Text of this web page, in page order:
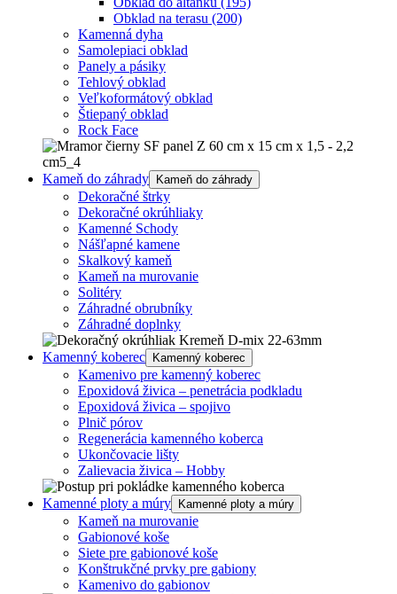
Obklad na terasu (200)
Kamenná dyha
Samolepiaci obklad
Panely a pásiky
Tehlový obklad
Veľkoformátový obklad
Štiepaný obklad
Rock Face
Kameň do záhrady Kameň do záhrady
Dekoračné štrky
Dekoračné okrúhliaky
Kamenné Schody
Nášľapné kamene
Skalkový kameň
Kameň na murovanie
Solitéry
Záhradné obrubníky
Záhradné doplnky
Kamenný koberec Kamenný koberec
Kamenivo pre kamenný koberec
Epoxidová živica – penetrácia podkladu
Epoxidová živica – spojivo
Plnič pórov
Regenerácia kamenného koberca
Ukončovacie lišty
Zalievacia živica – Hobby
Kamenné ploty a múry Kamenné ploty a múry
Kameň na murovanie
Gabionové koše
Siete pre gabionové koše
Konštrukčné prvky pre gabiony
Kamenivo do gabionov